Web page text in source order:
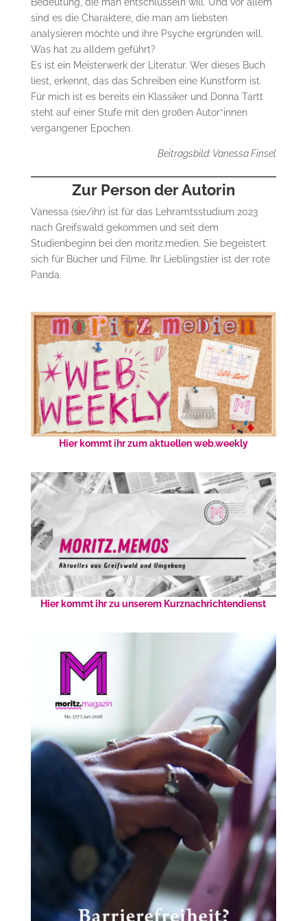
Bedeutung, die man entschlüsseln will. Und vor allem
sind es die Charaktere, die man am liebsten
analysieren möchte und ihre Psyche ergründen will.
Was hat zu alldem geführt?
Es ist ein Meisterwerk der Literatur. Wer dieses Buch
liest, erkennt, das das Schreiben eine Kunstform ist.
Für mich ist es bereits ein Klassiker und Donna Tartt
steht auf einer Stufe mit den großen Autor*innen
vergangener Epochen.
Beitragsbild: Vanessa Finsel
Zur Person der Autorin
Vanessa (sie/ihr) ist für das Lehramtsstudium 2023
nach Greifswald gekommen und seit dem
Studienbeginn bei den moritz.medien. Sie begeistert
sich für Bücher und Filme. Ihr Lieblingstier ist der rote
Panda.
Hier kommt ihr zum aktuellen web.weekly
Hier kommt ihr zu unserem Kurznachrichtendienst